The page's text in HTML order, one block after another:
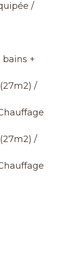
/
bains +
/
/